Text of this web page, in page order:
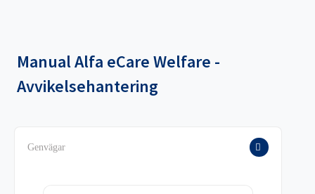
ManualAlfa eCare Welfare -
Avvikelsehantering
Genvägar